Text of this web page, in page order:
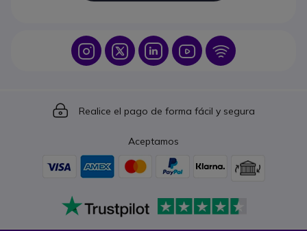
Icon IconIcon Icon Icon
Icon
Realice el pago de forma fácil y segura
Aceptamos